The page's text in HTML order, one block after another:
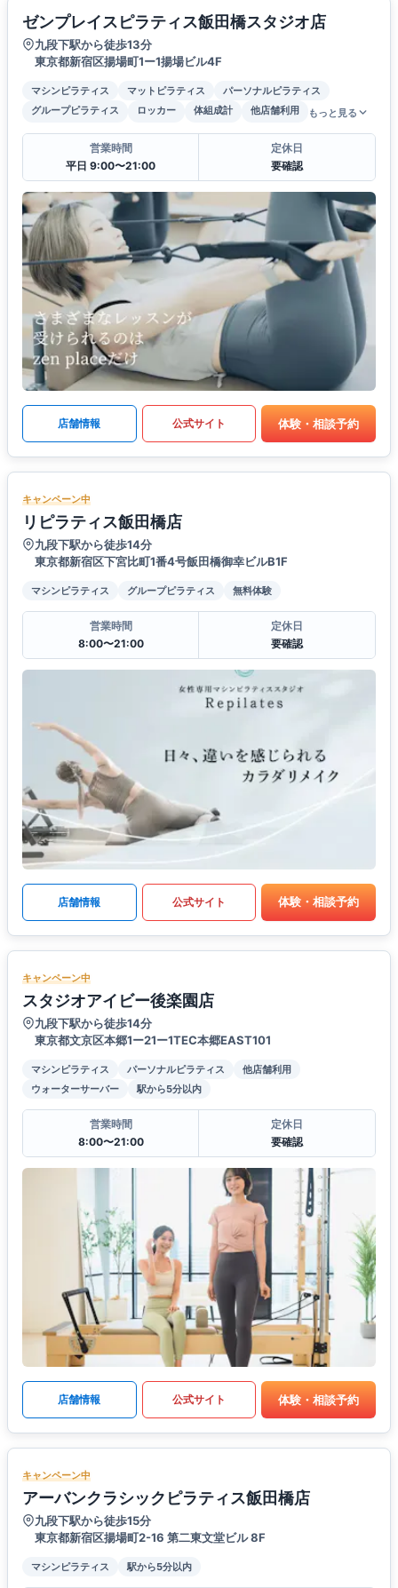
ゼンプレイスピラティス飯田橋スタジオ店
九段下駅から徒歩13分
東京都新宿区揚場町1ー1揚場ビル4F
マシンピラティス マットピラティス
パーソナルピラティス
グループピラティス
ロッカー 体組成計 他店舗利用 もっと見る
営業時間
平日 9:00〜21:00
定休日
要確認
店舗情報 公式サイト 体験・相談予約
キャンペーン中
リピラティス飯田橋店
九段下駅から徒歩14分
東京都新宿区下宮比町1番4号飯田橋御幸ビルB1F
マシンピラティス グループピラティス 無料体験
営業時間
8:00〜21:00
定休日
要確認
店舗情報 公式サイト 体験・相談予約
キャンペーン中
スタジオアイビー後楽園店
九段下駅から徒歩14分
東京都文京区本郷1ー21ー1TEC本郷EAST101
マシンピラティス パーソナルピラティス
他店舗利用
ウォーターサーバー
駅から5分以内
営業時間
8:00〜21:00
定休日
要確認
店舗情報 公式サイト 体験・相談予約
キャンペーン中
アーバンクラシックピラティス飯田橋店
九段下駅から徒歩15分
東京都新宿区揚場町2-16 第二東文堂ビル 8F
マシンピラティス 駅から5分以内